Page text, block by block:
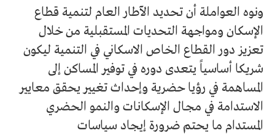
ونوه العواملة أن تحديد الآطار العام لتنمية قطاع
الإسكان ومواجهة التحديات المستقبلية من خلال
تعزيز دور القطاع الخاص الاسكاني في التنمية ليكون
شريكا أساسياً يتعدى دوره في توفير المساكن إلى
المساهمة في رؤيا حضرية وإحداث تغيير يحقق معايير
الاستدامة في مجـال الإسكانات والنمو الحضري
المستدام ما يحتم ضرورة إيجاد سياسات